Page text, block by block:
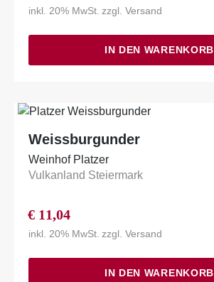
inkl. 20% MwSt. zzgl.Versand
IN DEN WARENKORB
Weissburgunder
Weinhof Platzer
Vulkanland Steiermark
€ 11,04
inkl. 20% MwSt. zzgl.Versand
IN DEN WARENKORB